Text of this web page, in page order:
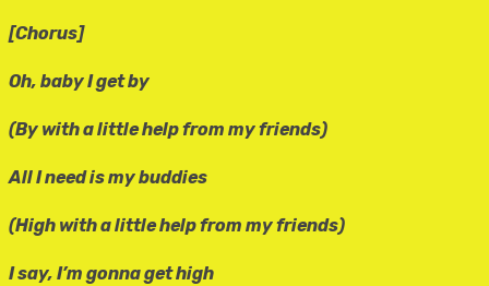
[Chorus]
Oh, baby I get by
(By with a little help from my friends)
All I need is my buddies
(High with a little help from my friends)
I say, I’m gonna get high